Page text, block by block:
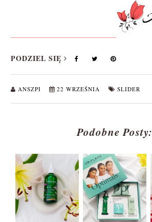
PODZIEL SIĘ
ANSZPI 22 WRZEŚNIA SLIDER
Podobne Posty: